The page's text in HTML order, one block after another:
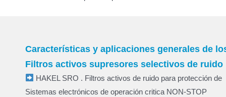
Características y aplicaciones generales de
Filtros activos supresores selectivos de ruido
HAKEL SRO . Filtros activos de ruido para protección de
Sistemas electrónicos de operación critica NON-STOP